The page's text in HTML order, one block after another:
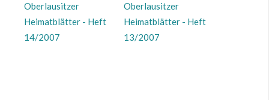
Oberlausitzer
Heimatblätter - Heft
14/2007
Oberlausitzer
Heimatblätter - Heft
13/2007